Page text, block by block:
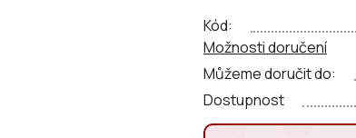
Dostupnost
Můžeme doručit do:
Možnosti doručení
Kód: